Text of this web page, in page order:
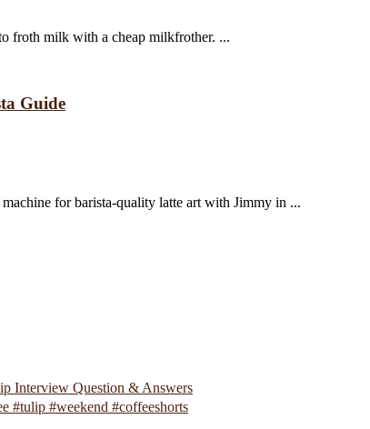
froth milk with a cheap milkfrother. ...
Guide
for barista-quality latte art with Jimmy in ...
Interview Question & Answers
#tulip #weekend #coffeeshorts